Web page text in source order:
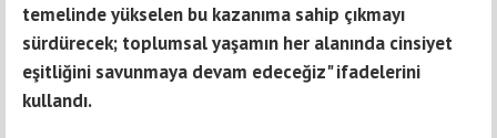
temelinde yükselen bu kazanıma sahip çıkmayı
sürdürecek; toplumsal yaşamın her alanında cinsiyet
eşitliğini savunmaya devam edeceğiz" ifadelerini
kullandı.